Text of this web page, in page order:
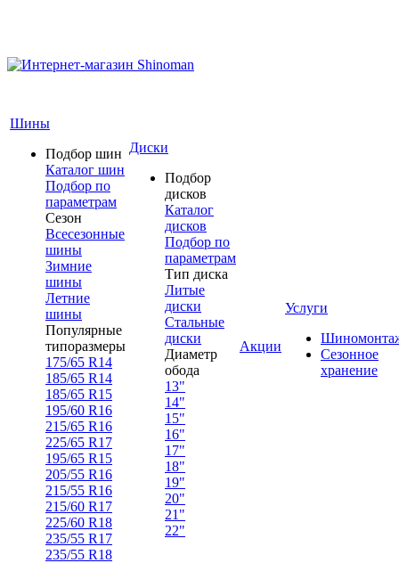
Шины
Подбор шин
Каталог шин
Подбор по
параметрам
Сезон
Всесезонные
шины
Зимние
шины
Летние
шины
Популярные
типоразмеры
175/65 R14
185/65 R14
185/65 R15
195/60 R16
215/65 R16
225/65 R17
195/65 R15
205/55 R16
215/55 R16
215/60 R17
225/60 R18
235/55 R17
235/55 R18
Диски
Подбор
дисков
Каталог
дисков
Подбор по
параметрам
Тип диска
Литые
диски
Стальные
диски
Диаметр
обода
13"
14"
15"
16"
17"
18"
19"
20"
21"
22"
Акции
Услуги
Сезонное
хранение